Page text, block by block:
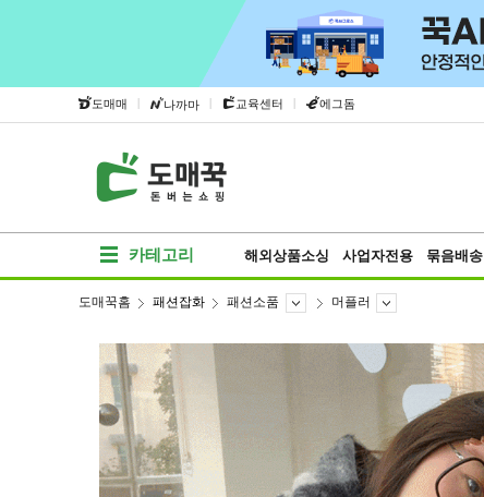
도매매 | 나까마 | 교육센터 | 에그돔
카테고리 해외상품소싱 사업자전용 묶음배송
도매꾹홈 패션잡화 패션소품 머플러